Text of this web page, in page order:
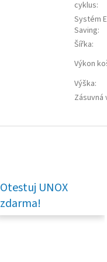
cyklus:
Systém
Saving:
Šířka:
Výkon
Výška:
Zásuvná
Otestuj UNOX
zdarma!